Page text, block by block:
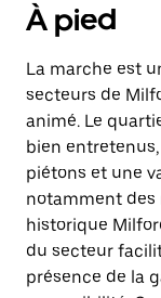
À pied
La marche est
secteurs de
animé. Le
bien
piétons et une
notamment des
historique
du secteur
présence de la